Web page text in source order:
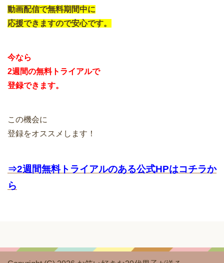
動画配信で無料期間中に
応援できますので安心です。
今なら
2週間の無料トライアルで
登録できます。
この機会に
登録をオススメします！
⇒2週間無料トライアルのある公式HPはコチラか
ら